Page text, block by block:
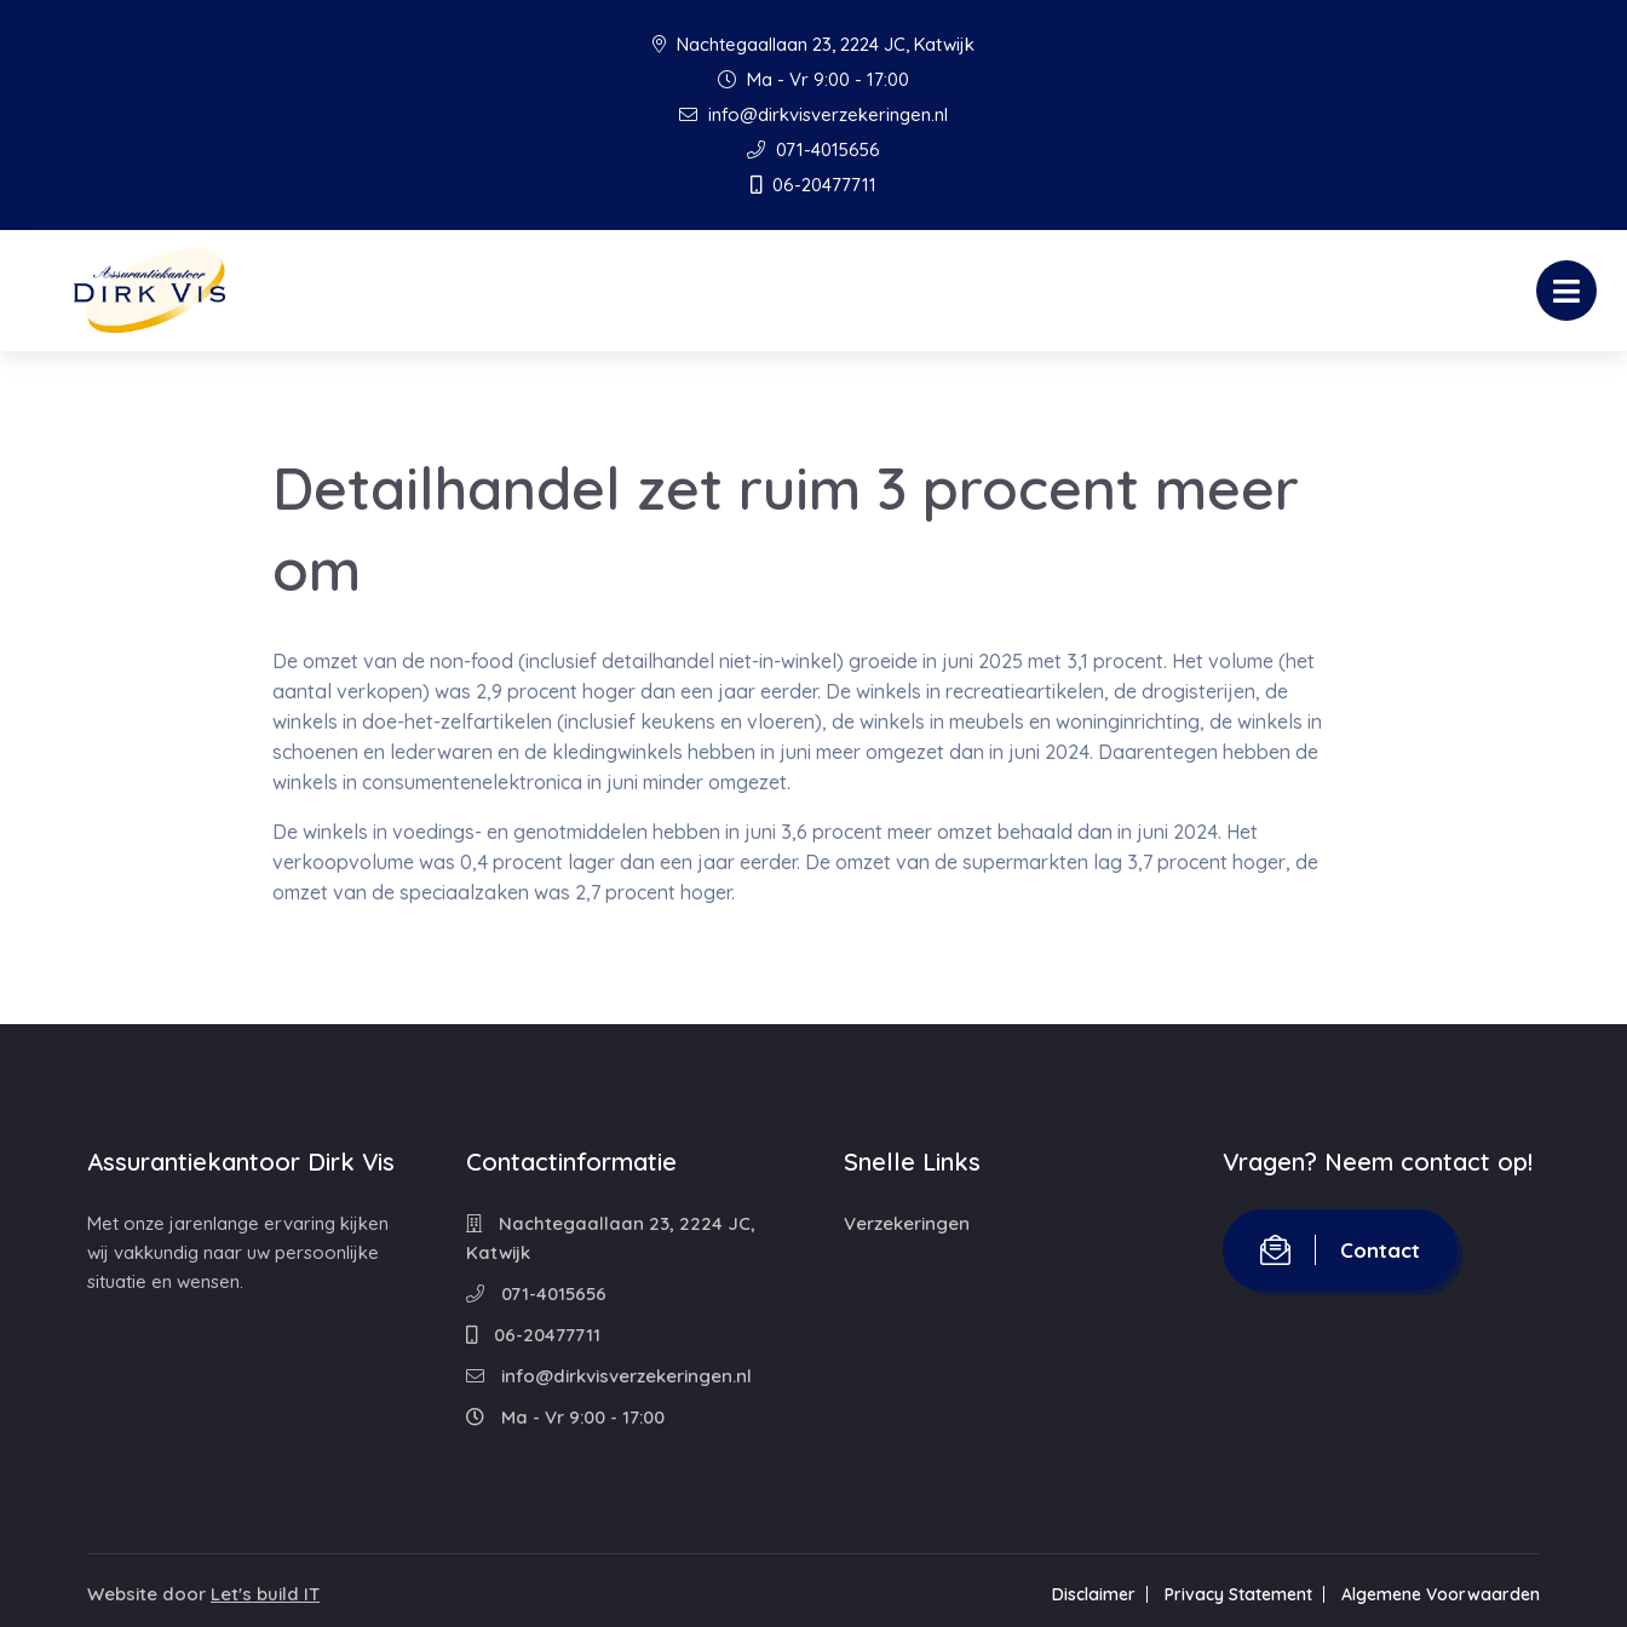
Nachtegaallaan 23, 2224 JC, Katwijk
Ma - Vr 9:00 - 17:00
info@dirkvisverzekeringen.nl
071-4015656
06-20477711
Detailhandel zet ruim 3 procent meer
om
De omzet van de non-food (inclusief detailhandel niet-in-winkel) groeide in juni 2025 met 3,1 procent. Het volume (het
aantal verkopen) was 2,9 procent hoger dan een jaar eerder. De winkels in recreatieartikelen, de drogisterijen, de
winkels in doe-het-zelfartikelen (inclusief keukens en vloeren), de winkels in meubels en woninginrichting, de winkels in
schoenen en lederwaren en de kledingwinkels hebben in juni meer omgezet dan in juni 2024. Daarentegen hebben de
winkels in consumentenelektronica in juni minder omgezet.
De winkels in voedings- en genotmiddelen hebben in juni 3,6 procent meer omzet behaald dan in juni 2024. Het
verkoopvolume was 0,4 procent lager dan een jaar eerder. De omzet van de supermarkten lag 3,7 procent hoger, de
omzet van de speciaalzaken was 2,7 procent hoger.
Assurantiekantoor Dirk Vis
Met onze jarenlange ervaring kijken
wij vakkundig naar uw persoonlijke
situatie en wensen.
Contactinformatie
Nachtegaallaan 23, 2224 JC,
Katwijk
071-4015656
06-20477711
info@dirkvisverzekeringen.nl
Ma - Vr 9:00 - 17:00
Snelle Links
Verzekeringen
Vragen? Neem contact op!
Contact
Website door Let's build IT Disclaimer Privacy Statement Algemene Voorwaarden